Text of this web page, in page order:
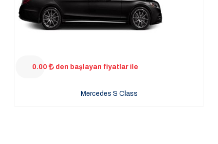
0.00 den başlayan fiyatlar ile
Mercedes S Class